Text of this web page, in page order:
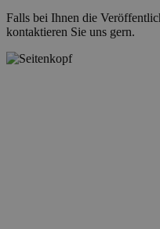
Falls bei Ihnen die
kontaktieren Sie uns gern.